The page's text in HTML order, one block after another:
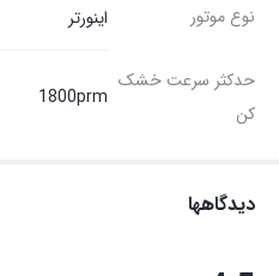
نوع موتور اینورتر
حدکثر سرعت خشک
کن
1800prm
دیدگاهها